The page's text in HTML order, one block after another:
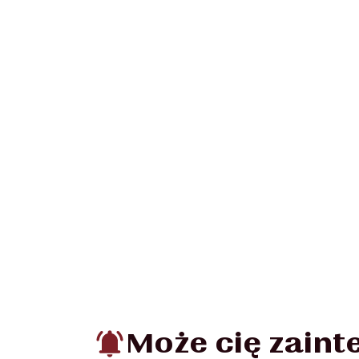
Może cię